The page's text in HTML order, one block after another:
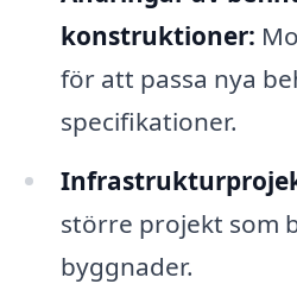
konstruktioner:
för att passa nya
specifikationer.
större projekt som
byggnader.